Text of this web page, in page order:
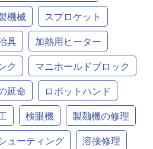
機械
スプロケット
具
加熱用ヒーター
ク
マニホールドブロック
延命
ロボットハンド
検眼機
製麺機の修理
ューティング
溶接修理